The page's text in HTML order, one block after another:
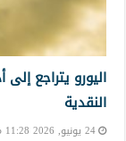
اليورو يتراجع
النقدية
24 يونيو, 2026 11:28 م